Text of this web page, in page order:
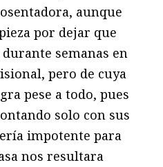
aunque
por dejar que
semanas en
pero de cuya
pese a todo, pues
solo con sus
impotente para
nos resultara